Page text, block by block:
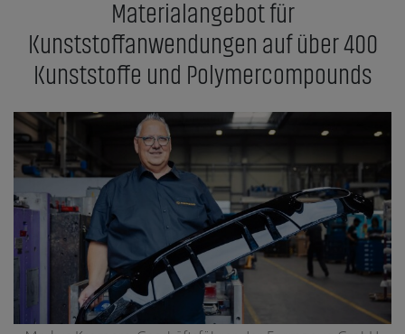
Materialangebot für
Kunststoffanwendungen auf über 400
Kunststoffe und Polymercompounds